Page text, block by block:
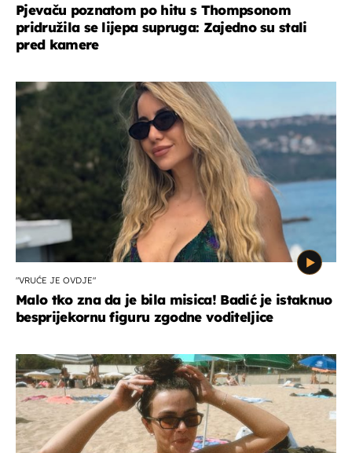
Pjevaču poznatom po hitu s Thompsonom
pridružila se lijepa supruga: Zajedno su stali
pred kamere
"VRUĆE JE OVDJE"
Malo tko zna da je bila misica! Badić je istaknuo
besprijekornu figuru zgodne voditeljice